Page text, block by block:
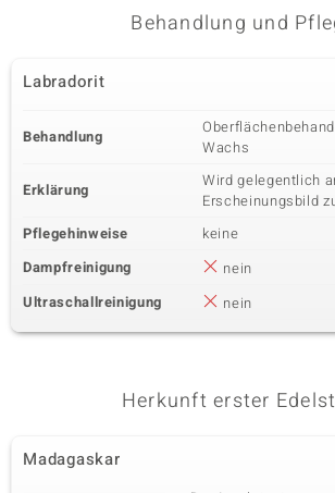
Behandlung und
Labradorit
Behandlung
Wachs
Erklärung
Wird gelegentlich
Erscheinungsbild
Pflegehinweise
keine
Dampfreinigung
nein
Ultraschallreinigung
nein
Herkunft erster
Madagaskar